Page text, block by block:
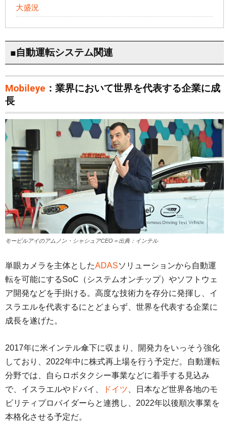
大盛況
■自動運転システム関連
Mobileye ：業界において世界を代表する企業に成
長
モービルアイのアムノン・シャシュアCEO＝出典：インテル
単眼カメラを主体としたADASソリューションから自動運
転を可能にするSoC（システムオンチップ）やソフトウェ
ア開発などを手掛ける。高度な技術力を存分に発揮し、イ
スラエルを代表するにとどまらず、世界を代表する企業に
成長を遂げた。
2017年に米インテル傘下に収まり、開発力をいっそう強化
しており、2022年中に株式再上場を行う予定だ。自動運転
分野では、自らロボタクシー事業などに着手する見込み
で、イスラエルやドバイ、
ドイツ 、日本など世界各地のモ
ビリティプロバイダーらと連携し、2022年以後順次事業を
本格化させる予定だ。